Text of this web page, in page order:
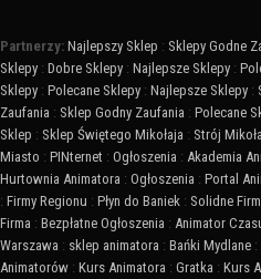
Partnerzy: Najlepszy Sklep : Sklepy Godne
Sklepy : Dobre Sklepy : Najlepsze Sklepy :
Sklepy : Polecane Sklepy : Najlepsze Sklepy :
Zaufania : Sklep Godny Zaufania : Polecane
Sklep : Sklep Świętego Mikołaja : Strój
Miasto : PINternet : Ogłoszenia : Akademia
Hurtownia Animatora : Ogłoszenia : Portal
: Firmy Regionu : Płyn do Baniek : Solidne
Firma : Bezpłatne Ogłoszenia : Animator
Warszawa : sklep animatora : Bańki Mydlane :
Animatorów : Kurs Animatora : Gratka : Kurs